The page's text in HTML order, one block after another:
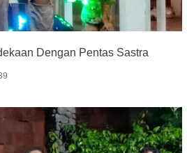
Dengan Pentas Sastra